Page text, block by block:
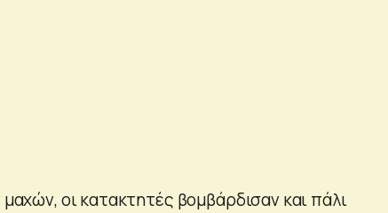
οι κατακτητές βομβάρδισαν και πάλι